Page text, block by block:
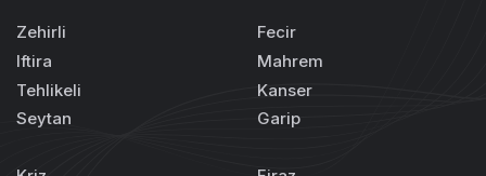
Zehirli
Iftira
Tehlikeli
Seytan
Fecir
Mahrem
Kanser
Garip